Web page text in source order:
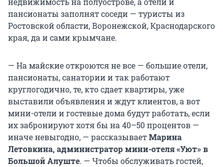
пансионаты заполнят соседи — туристы из
Ростовской области, Воронежской, Краснодарского
края, да и сами крымчане.
— На майские откроются не все — большие отели,
пансионаты, санатории и так работают
круглогодично, те, кто сдает квартиры, уже
выставили объявления и ждут клиентов, а вот
мини-отели и гостевые дома будут работать, если
их забронируют хотя бы на 40–50 процентов —
иначе невыгодно, — рассказываетМарина
Летовкина, администратор мини-отеля «Уют» в
Большой Алуште. — Чтобы обслуживать гостей,